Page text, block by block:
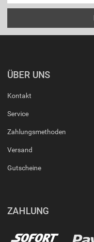
ÜBER UNS
Kontakt
Service
Zahlungsmethoden
Versand
Gutscheine
ZAHLUNG